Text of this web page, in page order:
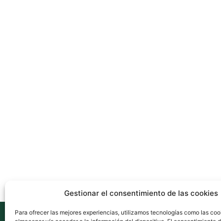
Gestionar el consentimiento de las cookies
Para ofrecer las mejores experiencias, utilizamos tecnologías como las